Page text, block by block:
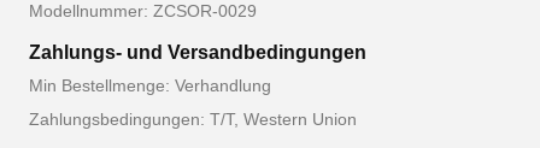
Modellnummer: ZCSOR-0029
Zahlungs- und Versandbedingungen
Min Bestellmenge: Verhandlung
Zahlungsbedingungen: T/T, Western Union